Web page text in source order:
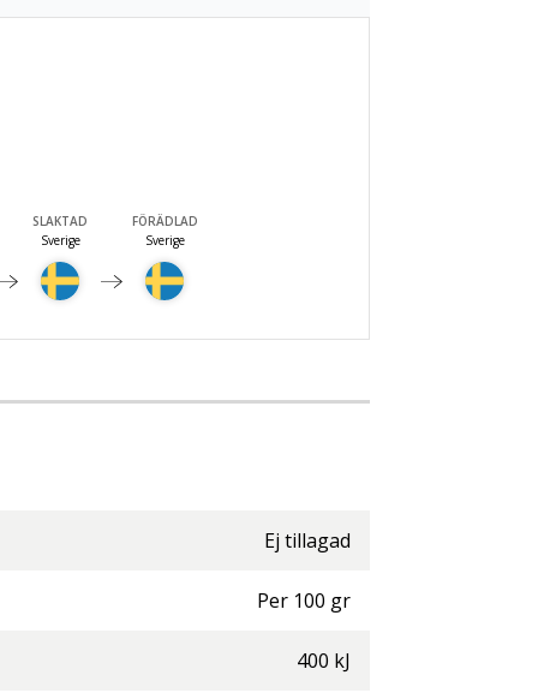
SLAKTAD
Sverige
FÖRÄDLAD
Sverige
Ej tillagad
Per 100 gr
400 kJ